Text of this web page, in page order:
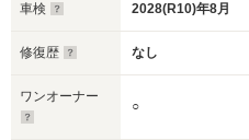
車検 2028(R10)年8月
修復歴 なし
ワンオーナー
○